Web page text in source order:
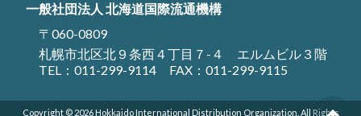
一般社団法人 北海道国際流通機構
〒060-0809
札幌市北区北９条西４丁目７-４ エルムビル３階
TEL： 011-299-9114 FAX：011-299-9115
Copyright © 2026 Hokkaido International Distribution Organization. All Rights